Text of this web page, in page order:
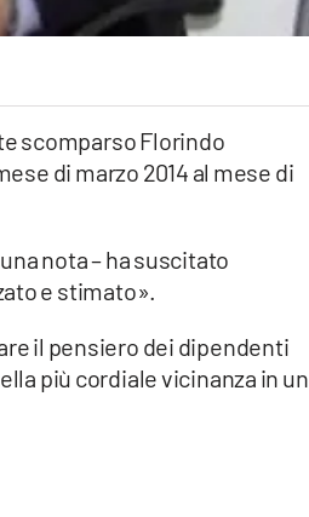
scomparso Florindo
di marzo 2014 al mese di
nota – ha suscitato
e stimato».
il pensiero dei dipendenti
più cordiale vicinanza in un